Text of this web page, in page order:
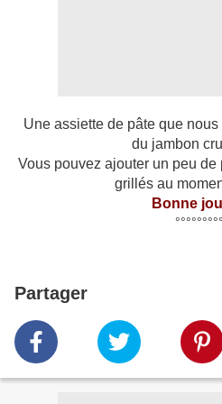
Une assiette de pâte que
du jambon
Vous pouvez ajouter un peu
grillés au
Bonne
Partager